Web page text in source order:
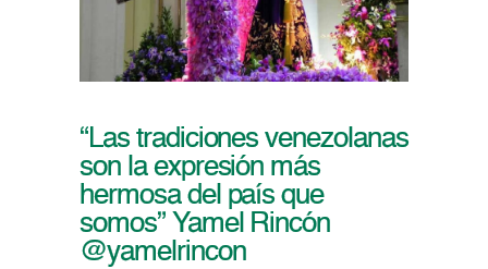
“Las tradiciones venezolanas
son la expresión más
hermosa del país que
somos” Yamel Rincón
@yamelrincon